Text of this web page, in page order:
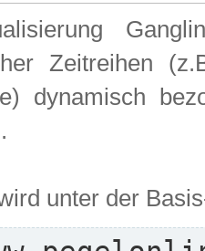
Zeitreihen
dynamisch
unter der